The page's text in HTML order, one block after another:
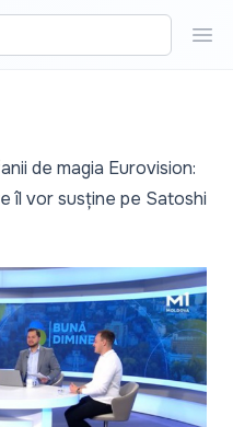
de magia Eurovision:
îl vor susține pe Satoshi